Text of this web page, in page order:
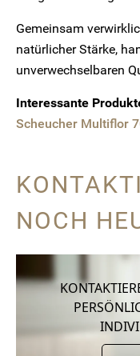
Gemeinsam
natürlicher Stärke,
unverwechselbaren
Interessante
Scheucher Multiflor
NOCH